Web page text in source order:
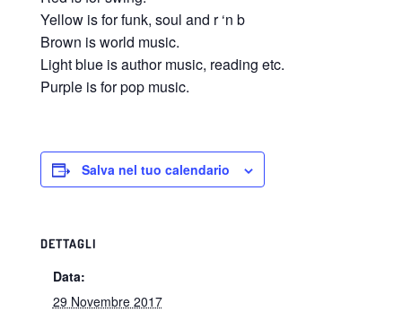
Yellow is for funk, soul and r ‘n b
Brown is world music.
Light blue is author music, reading etc.
Purple is for pop music.
Salva nel tuo calendario
DETTAGLI
Data:
29 Novembre 2017